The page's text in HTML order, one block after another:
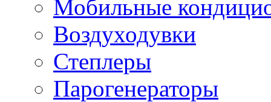
Мобильные
Воздуходувки
Степлеры
Парогенераторы